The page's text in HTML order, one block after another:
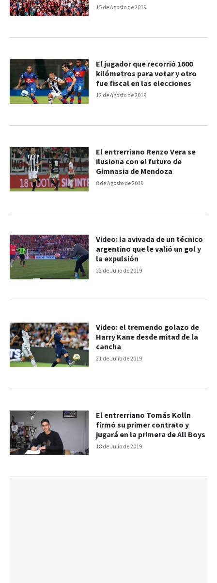
15 de Agosto de 2019
12 de Agosto de 2019
El jugador que recorrió 1600
kilómetros para votar y otro
fue fiscal en las elecciones
8 de Agosto de 2019
El entrerriano Renzo Vera se
ilusiona con el futuro de
Gimnasia de Mendoza
22 de Julio de 2019
Video: la avivada de un técnico
argentino que le valió un gol y
la expulsión
21 de Julio de 2019
Video: el tremendo golazo de
Harry Kane desde mitad de la
cancha
18 de Julio de 2019
El entrerriano Tomás Kolln
firmó su primer contrato y
jugará en la primera de All Boys